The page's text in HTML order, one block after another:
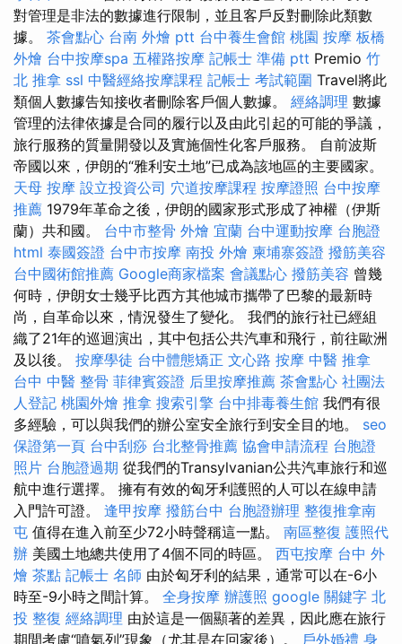
對管理是非法的數據進行限制，並且客戶反對刪除此類數
據。 茶會點心 台南 外燴 ptt 台中養生會館 桃園 按摩 板橋
外燴 台中按摩spa 五權路按摩 記帳士 準備 ptt Premio 竹
北 推拿 ssl 中醫經絡按摩課程 記帳士 考試範圍 Travel將此
類個人數據告知接收者刪除客戶個人數據。 經絡調理 數據
管理的法律依據是合同的履行以及由此引起的可能的爭議，
旅行服務的質量開發以及實施個性化客戶服務。 自前波斯
帝國以來，伊朗的“雅利安土地”已成為該地區的主要國家。
天母 按摩 設立投資公司 穴道按摩課程 按摩證照 台中按摩
推薦 1979年革命之後，伊朗的國家形式形成了神權（伊斯
蘭）共和國。 台中市整骨 外燴 宜蘭 台中運動按摩 台胞證
html 泰國簽證 台中市按摩 南投 外燴 柬埔寨簽證 撥筋美容
台中國術館推薦 Google商家檔案 會議點心 撥筋美容 曾幾
何時，伊朗女士幾乎比西方其他城市攜帶了巴黎的最新時
尚，自革命以來，情況發生了變化。 我們的旅行社已經組
織了21年的巡迴演出，其中包括公共汽車和飛行，前往歐洲
及以後。 按摩學徒 台中體態矯正 文心路 按摩 中醫 推拿
台中 中醫 整骨 菲律賓簽證 后里按摩推薦 茶會點心 社團法
人登記 桃園外燴 推拿 搜索引擎 台中排毒養生館 我們有很
多經驗，可以與我們的辦公室安全旅行到安全目的地。 seo
保證第一頁 台中刮痧 台北整骨推薦 協會申請流程 台胞證
照片 台胞證過期 從我們的Transylvanian公共汽車旅行和巡
航中進行選擇。 擁有有效的匈牙利護照的人可以在線申請
入門許可證。 逢甲按摩 撥筋台中 台胞證辦理 整復推拿南
屯 值得在進入前至少72小時聲稱這一點。 南區整復 護照代
辦 美國土地總共使用了4個不同的時區。 西屯按摩 台中 外
燴 茶點 記帳士 名師 由於匈牙利的結果，通常可以在-6小
時至-9小時之間計算。 全身按摩 辦護照 google 關鍵字 北
投 整復 經絡調理 由於這是一個顯著的差異，因此應在旅行
期間考慮“噴氣列”現象（尤其是在回家後）。 戶外婚禮 身